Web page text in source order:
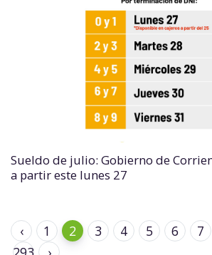
Sueldo de julio: Gobierno de
a partir este lunes 27
‹ 1 2 3 4 5 6 7